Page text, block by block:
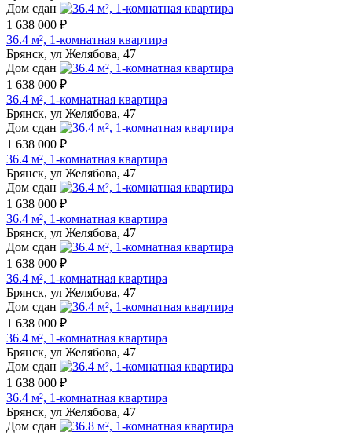
Дом сдан
1 638 000 ₽
36.4 м², 1-комнатная квартира
Брянск, ул Желябова, 47
Дом сдан
1 638 000 ₽
36.4 м², 1-комнатная квартира
Брянск, ул Желябова, 47
Дом сдан
1 638 000 ₽
36.4 м², 1-комнатная квартира
Брянск, ул Желябова, 47
Дом сдан
1 638 000 ₽
36.4 м², 1-комнатная квартира
Брянск, ул Желябова, 47
Дом сдан
1 638 000 ₽
36.4 м², 1-комнатная квартира
Брянск, ул Желябова, 47
Дом сдан
1 638 000 ₽
36.4 м², 1-комнатная квартира
Брянск, ул Желябова, 47
Дом сдан
1 638 000 ₽
36.4 м², 1-комнатная квартира
Брянск, ул Желябова, 47
Дом сдан